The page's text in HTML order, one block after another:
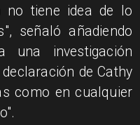
no tiene idea de lo
señaló añadiendo
una investigación
de Cathy
como en cualquier